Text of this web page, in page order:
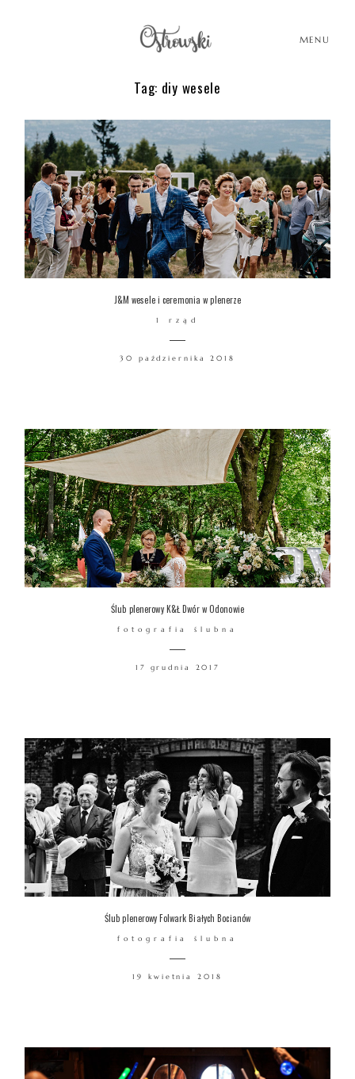
MENU
Tag: diy wesele
J&M wesele i ceremonia w plenerze
1 rząd
30 października 2018
Ślub plenerowy K&Ł Dwór w Odonowie
fotografia ślubna
17 grudnia 2017
Ślub plenerowy Folwark Białych Bocianów
fotografia ślubna
19 kwietnia 2018
HISTORIE
PORTFOLIO
O MNIE
KONTAKT
© COPYRIGHT ŁUKASZ OSTROWSKI